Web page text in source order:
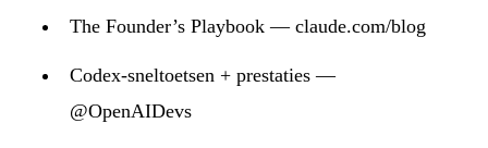
The Founder’s Playbook — claude.com/blog
Codex-sneltoetsen + prestaties —
@OpenAIDevs